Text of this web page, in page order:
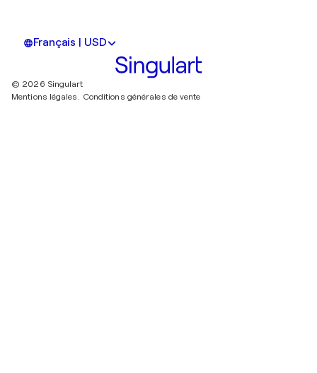
Français | USD
© 2026 Singulart
Mentions légales. Conditions générales de vente